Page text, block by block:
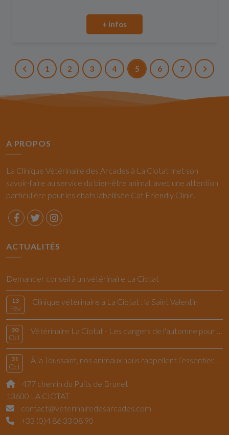
+ infos
1 2 3 4 5 6 7
A PROPOS
La Clinique Vétérinaire des Arcades à La Ciotat met son
savoir-faire au service du bien-être animal, avec une attention
particulière pour les chats labellisée Cat Friendly Clinic.
ACTUALITÉS
Demander conseil à un vétérinaire La Ciotat
13
Fév
Clinique vétérinaire à La Ciotat : la Saint Valentin
30
Oct
Vétérinaire La Ciotat - Les dangers de l'automne pour le chiens et les chats
31
Oct
À la Toussaint, nos animaux nous rappellent l’essentiel: vivre l’instant présent
477 chemin du Puits de Brunet
13600 LA CIOTAT
contact@veterinairedesarcades.com
+33 (0)4 86 33 08 90